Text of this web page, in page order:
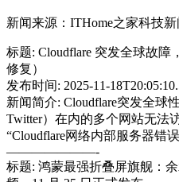
新闻来源：ITHome之家科技新
标题: Cloudflare 突发全球故
修复）
发布时间: 2025-11-
新闻简介: Cloudflare突发全球
Twitter）在内的多个网站无法
“Cloudflare网络内部服务器错
———————-
标题: 鸿蒙最强折叠屏旗舰：